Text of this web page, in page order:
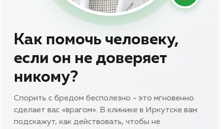
Как помочь человеку,
если он не доверяет
никому?
Спорить с бредом бесполезно - это мгновенно
сделает вас «врагом». В клинике в Иркутске вам
подскажут, как действовать, чтобы не